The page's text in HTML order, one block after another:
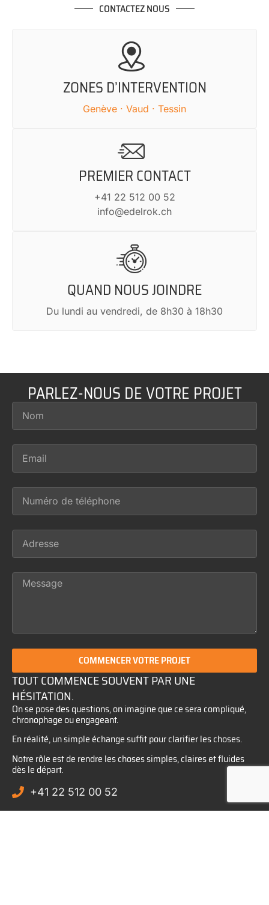
CONTACTEZ NOUS
ZONES D’INTERVENTION
Genève · Vaud · Tessin
PREMIER CONTACT
+41 22 512 00 52
info@edelrok.ch
QUAND NOUS JOINDRE
Du lundi au vendredi, de 8h30 à 18h30
TOUT COMMENCE SOUVENT PAR UNE
HÉSITATION.
On se pose des questions, on imagine que ce sera compliqué,
chronophage ou engageant.
En réalité, un simple échange suffit pour clarifier les choses.
Notre rôle est de rendre les choses simples, claires et fluides
dès le départ.
+41 22 512 00 52
PARLEZ-NOUS DE VOTRE PROJET
COMMENCER VOTRE PROJET